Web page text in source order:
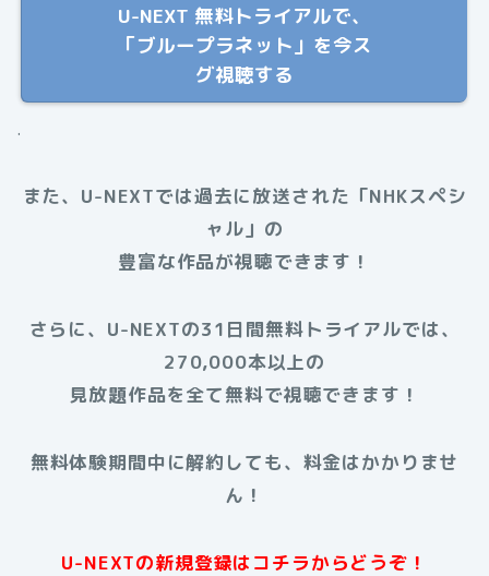
U-NEXT 無料トライアルで、
「ブループラネット」を今ス
グ視聴する
.
また、U-NEXTでは過去に放送された 「NHKスペシ
ャル」 の
豊富な作品が視聴できます！
さらに、U-NEXTの31日間無料トライアルでは、
270,000本以上の
見放題作品を全て無料で視聴できます！
無料体験期間中に解約しても、料金はかかりませ
ん！
U-NEXTの新規登録はコチラからどうぞ！